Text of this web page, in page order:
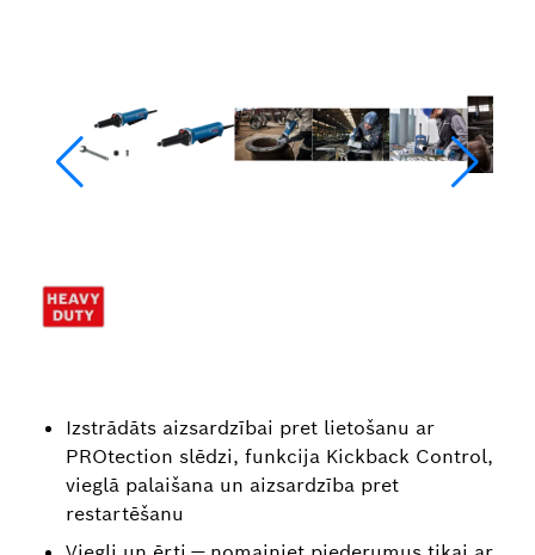
Izstrādāts aizsardzībai pret lietošanu ar
PROtection slēdzi, funkcija Kickback Control,
vieglā palaišana un aizsardzība pret
restartēšanu